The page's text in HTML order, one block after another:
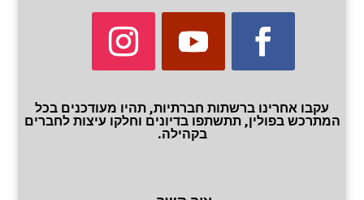
עקבו אחרינו ברשתות חברתיות, תהיו מעודכנים בכל
המתרכש בפולין, תתשתפו בדיונים וחלקו עיצות לחברים
בקהילה.